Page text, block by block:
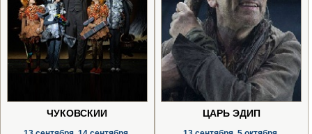
ЧУКОВСКИЙ ЦАРЬ ЭДИП